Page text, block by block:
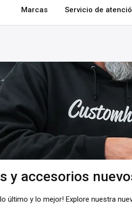
Marcas Servicio de
y accesorios
lo último y lo mejor! Explore nuestra